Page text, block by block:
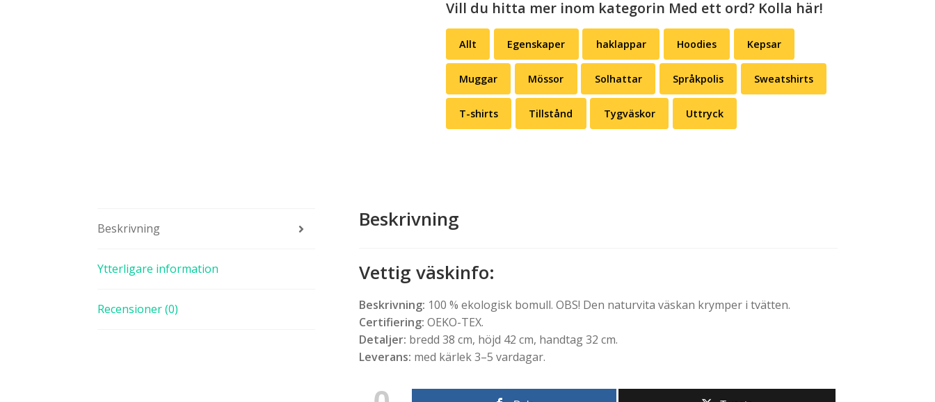
Vill du hitta mer inom kategorin Med ett ord? Kolla här!
Allt Egenskaper haklappar Hoodies Kepsar
Muggar Mössor Solhattar Språkpolis Sweatshirts
T-shirts Tillstånd Tygväskor Uttryck
Beskrivning
Ytterligare information
Recensioner (0)
Beskrivning
Vettig väskinfo:
Beskrivning: 100 % ekologisk bomull. OBS! Den naturvita väskan krymper i tvätten.
Certifiering: OEKO-TEX.
Detaljer: bredd 38 cm, höjd 42 cm, handtag 32 cm.
Leverans: med kärlek 3–5 vardagar.